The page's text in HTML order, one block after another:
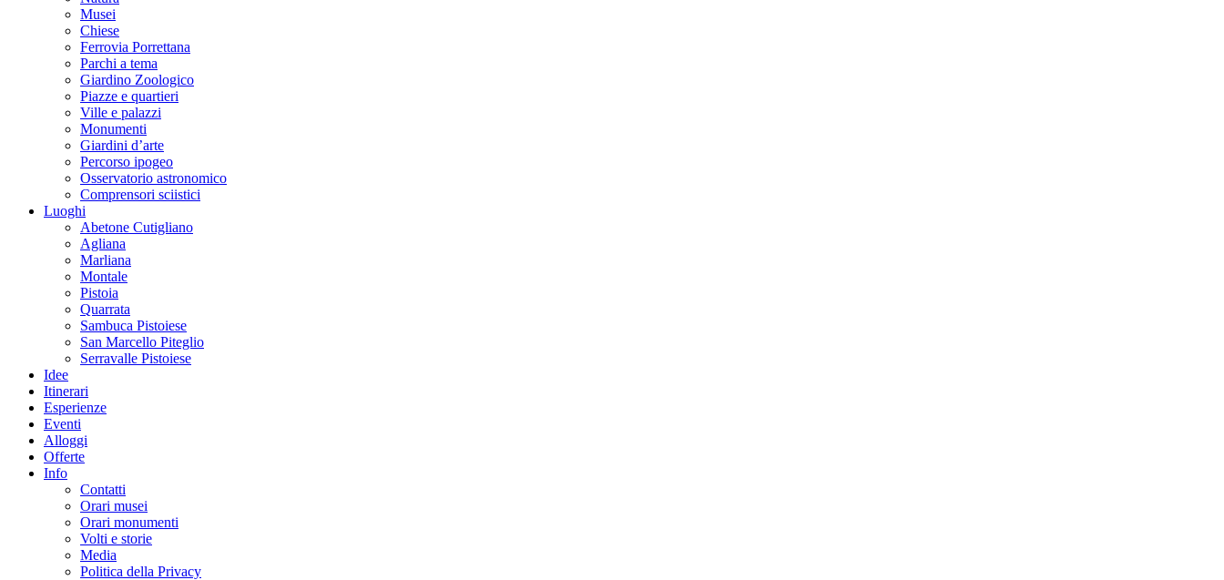
Musei
Chiese
Ferrovia Porrettana
Parchi a tema
Giardino Zoologico
Piazze e quartieri
Ville e palazzi
Monumenti
Giardini d’arte
Percorso ipogeo
Osservatorio astronomico
Comprensori sciistici
Luoghi
Abetone Cutigliano
Agliana
Marliana
Montale
Pistoia
Quarrata
Sambuca Pistoiese
San Marcello Piteglio
Serravalle Pistoiese
Idee
Itinerari
Esperienze
Eventi
Alloggi
Offerte
Info
Contatti
Orari musei
Orari monumenti
Volti e storie
Media
Politica della Privacy